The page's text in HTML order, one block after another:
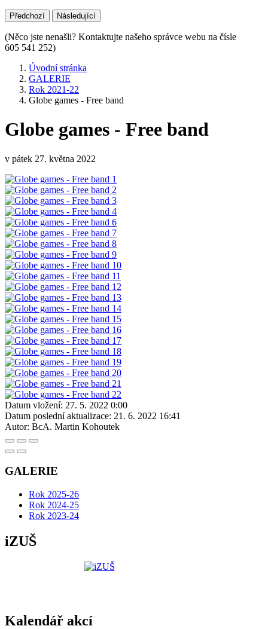
Předchozí Následující
(Něco jste nenašli? Kontaktujte našeho správce webu na čísle
605 541 252)
Úvodní stránka
GALERIE
Rok 2021-22
Globe games - Free band
Globe games - Free band
v pátek 27. května 2022
Datum vložení: 27. 5. 2022 0:00
Datum poslední aktualizace: 21. 6. 2022 16:41
Autor: BcA. Martin Kohoutek
GALERIE
Rok 2025-26
Rok 2024-25
Rok 2023-24
iZUŠ
Kalendář akcí